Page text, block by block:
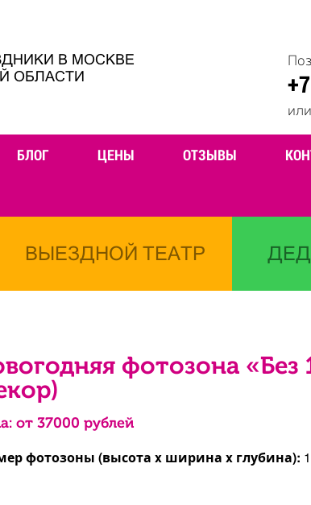
В МОСКВЕ
ОБЛАСТИ
или
БЛОГ ЦЕНЫ ОТЗЫВЫ
ВЫЕЗДНОЙ ТЕАТР ДЕД
фотозона «Без
от 37000 рублей
фотозоны (высота x ширина x глубина):